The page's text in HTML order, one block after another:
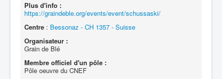
Plus d'info :
https://graindeble.org/events/event/schussaski/
Centre : Bessonaz - CH 1357 - Suisse
Organisateur :
Grain de Blé
Membre officiel d'un pôle :
Pôle oeuvre du CNEF